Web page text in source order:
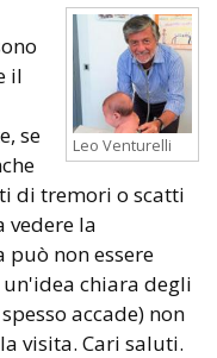
Leo Venturelli
il
se
di tremori o scatti
vedere la
può non essere
chiara degli
accade) non
visita. Cari saluti.